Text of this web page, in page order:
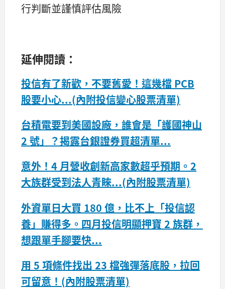
行判斷並謹慎評估風險
延伸閱讀：
投信有了新歡，不要舊愛！這幾檔 PCB
股要小心...(內附投信變心股票清單)
台積電要到美國設廠，誰會是「護國神山
2 號」？揭露台銀證券買超清單...
意外！4 月營收創新高家數超乎預期。2
大族群受到法人青睞...(內附股票清單)
外資單日大買 180 億，比不上「投信認
養」賺得多。四月投信明顯押寶 2 族群，
想跟單手腳要快...
用 5 項條件找出 23 檔強彈落底股，拉回
可留意！(內附股票清單)